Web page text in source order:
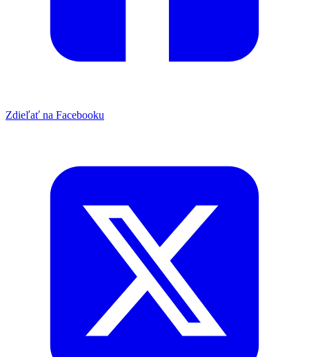
Zdieľať na Facebooku